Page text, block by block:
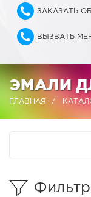
ЗАКАЗАТЬ
ВЫЗВАТЬ
ЭМАЛИ
ГЛАВНАЯ
Фильтр